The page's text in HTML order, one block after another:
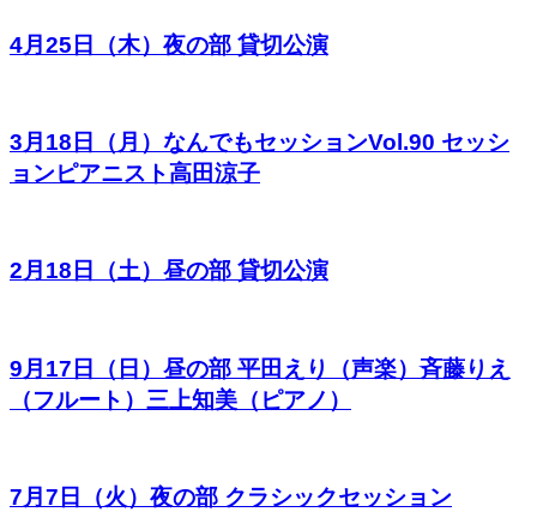
4月25日（木）夜の部 貸切公演
3月18日（月）なんでもセッションVol.90 セッシ
ョンピアニスト高田涼子
2月18日（土）昼の部 貸切公演
9月17日（日）昼の部 平田えり（声楽）斉藤りえ
（フルート）三上知美（ピアノ）
7月7日（火）夜の部 クラシックセッション